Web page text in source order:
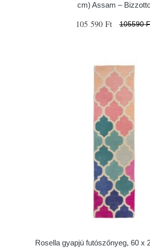
cm) Assam –
105 590 Ft 105590
Rosella gyapjú futószőnyeg, 60 x